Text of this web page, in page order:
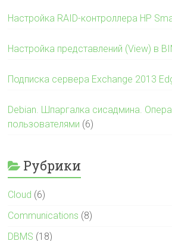
Настройка RAID-контроллера HP
Настройка представлений (View) в
Подписка сервера Exchange 2013
Debian. Шпаргалка сисадмина.
пользователями (6)
Рубрики
Cloud (6)
Communications (8)
DBMS (18)